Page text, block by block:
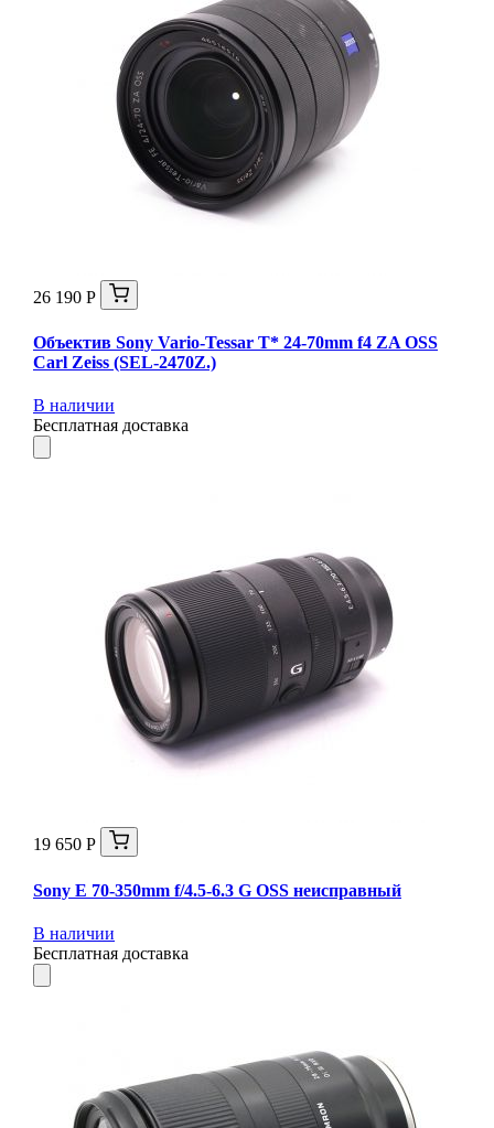
26 190 Р
Объектив Sony Vario-Tessar T* 24-70mm f4 ZA OSS
Carl Zeiss (SEL-2470Z.)
В наличии
Бесплатная доставка
19 650 Р
Sony E 70-350mm f/4.5-6.3 G OSS неисправный
В наличии
Бесплатная доставка